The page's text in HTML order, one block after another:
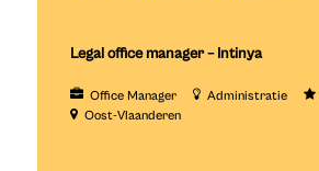
Legal office manager – Intinya
Office Manager Administratie
Oost-Vlaanderen